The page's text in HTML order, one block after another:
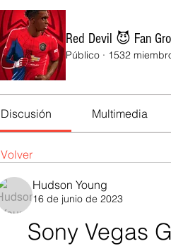
Red Devil 😈 Fan
Público · 1532
Discusión Multimedia
Volver
Hudson Young
16 de junio de 2023
Sony Vegas